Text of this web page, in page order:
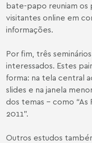
bate-papo reuniam
visitantes online em
informações.
Por fim, três
interessados. Estes
forma: na tela central
slides e na janela
dos temas – como
2011”.
Outros estudos